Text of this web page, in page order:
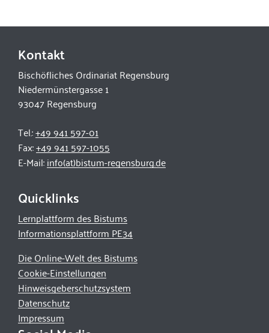
Kontakt
Bischöfliches Ordinariat Regensburg
Niedermünstergasse 1
93047 Regensburg
Tel.:+49 941 597-01
Fax:+49 941 597-1055
E-Mail:info(at)bistum-regensburg.de
Quicklinks
Lernplattform des Bistums
Informationsplattform PE34
Die Online-Welt des Bistums
Cookie-Einstellungen
Hinweisgeberschutzsystem
Datenschutz
Impressum